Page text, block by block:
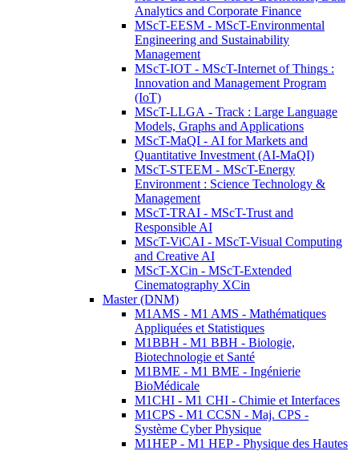
Analytics and Corporate Finance
MScT-EESM - MScT-Environmental
Engineering and Sustainability
Management
MScT-IOT - MScT-Internet of Things :
Innovation and Management Program
(IoT)
MScT-LLGA - Track : Large Language
Models, Graphs and Applications
MScT-MaQI - AI for Markets and
Quantitative Investment (AI-MaQI)
MScT-STEEM - MScT-Energy
Environment : Science Technology &
Management
MScT-TRAI - MScT-Trust and
Responsible AI
MScT-ViCAI - MScT-Visual Computing
and Creative AI
MScT-XCin - MScT-Extended
Cinematography XCin
Master (DNM)
M1AMS - M1 AMS - Mathématiques
Appliquées et Statistiques
M1BBH - M1 BBH - Biologie,
Biotechnologie et Santé
M1BME - M1 BME - Ingénierie
BioMédicale
M1CHI - M1 CHI - Chimie et Interfaces
M1CPS - M1 CCSN - Maj. CPS -
Système Cyber Physique
M1HEP - M1 HEP - Physique des Hautes